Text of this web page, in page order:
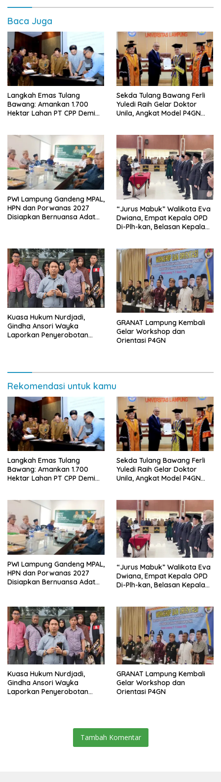
Baca Juga
Langkah Emas Tulang
Bawang: Amankan 1.700
Hektar Lahan PT CPP Demi
Sekda Tulang Bawang Ferli
Yuledi Raih Gelar Doktor
Unila, Angkat Model P4GN
PWI Lampung Gandeng MPAL,
HPN dan Porwanas 2027
Disiapkan Bernuansa Adat
“Jurus Mabuk” Walikota Eva
Dwiana, Empat Kepala OPD
Di-Plh-kan, Belasan Kepala
Kuasa Hukum Nurdjadi,
Gindha Ansori Wayka
Laporkan Penyerobotan
GRANAT Lampung Kembali
Gelar Workshop dan
Orientasi P4GN
Rekomendasi untuk kamu
Langkah Emas Tulang
Bawang: Amankan 1.700
Hektar Lahan PT CPP Demi
Sekda Tulang Bawang Ferli
Yuledi Raih Gelar Doktor
Unila, Angkat Model P4GN
PWI Lampung Gandeng MPAL,
HPN dan Porwanas 2027
Disiapkan Bernuansa Adat
“Jurus Mabuk” Walikota Eva
Dwiana, Empat Kepala OPD
Di-Plh-kan, Belasan Kepala
Kuasa Hukum Nurdjadi,
Gindha Ansori Wayka
Laporkan Penyerobotan
GRANAT Lampung Kembali
Gelar Workshop dan
Orientasi P4GN
Tambah Komentar